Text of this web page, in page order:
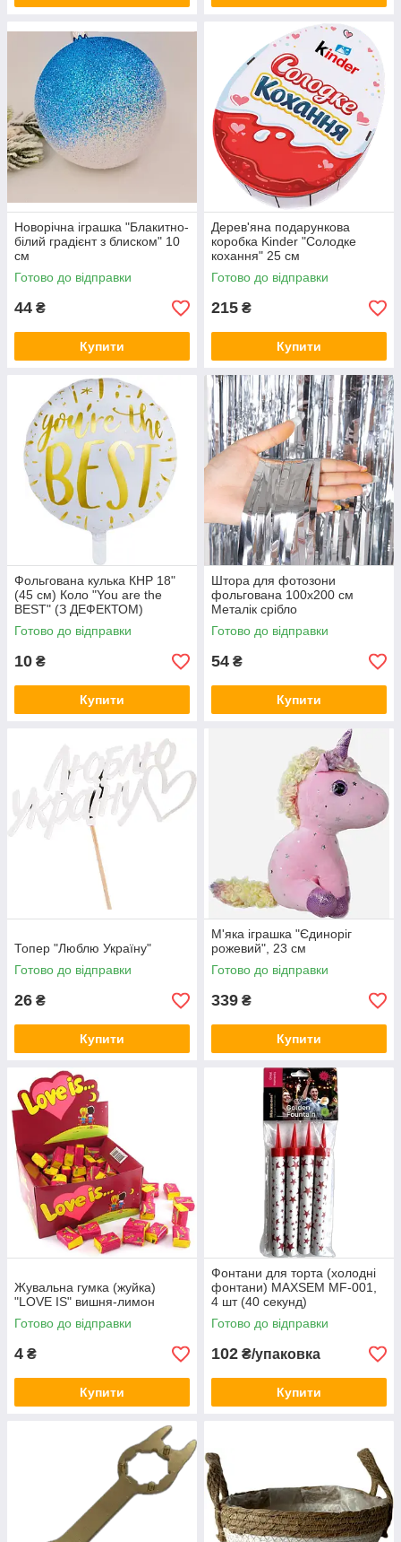
Новорічна іграшка "Блакитно-
білий градієнт з блиском" 10
см
Готово до відправки
44 ₴
Купити
Дерев'яна подарункова
коробка Kinder "Солодке
кохання" 25 см
Готово до відправки
215 ₴
Купити
Фольгована кулька КНР 18"
(45 см) Коло "You are the
BEST" (З ДЕФЕКТОМ)
Готово до відправки
10 ₴
Купити
Штора для фотозони
фольгована 100х200 см
Металік срібло
Готово до відправки
54 ₴
Купити
Топер "Люблю Україну"
Готово до відправки
26 ₴
Купити
М'яка іграшка "Єдиноріг
рожевий", 23 см
Готово до відправки
339 ₴
Купити
Жувальна гумка (жуйка)
"LOVE IS" вишня-лимон
Готово до відправки
4 ₴
Купити
Фонтани для торта (холодні
фонтани) MAXSEM MF-001,
4 шт (40 секунд)
Готово до відправки
102 ₴/упаковка
Купити